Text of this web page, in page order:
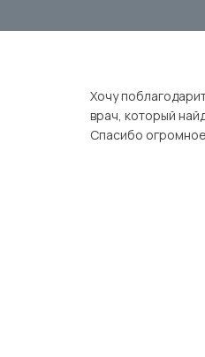
Хочу
врач, который
Спасибо